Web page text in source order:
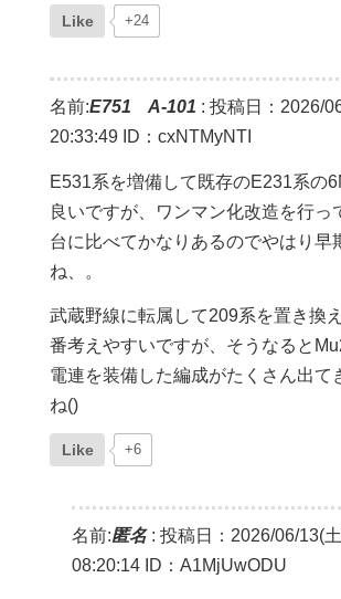
Like +24
名前:E751 A-101 : 投稿日：2026/
20:33:49 ID：cxNTMyNTI
E531系を増備して既存のE231系の
良いですが、ワンマン化改造を行っ
台に比べてかなりあるのでやはり早
ね、。
武蔵野線に転属して209系を置き換
番考えやすいですが、そうなると
電連を装備した編成がたくさん出て
ね()
Like +6
名前:匿名: 投稿日：2026/06/13(
08:20:14 ID：A1MjUwODU